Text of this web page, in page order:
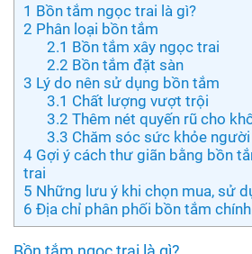
1 Bồn tắm ngọc trai là gì?
2 Phân loại bồn tắm
2.1 Bồn tắm xây ngọc trai
2.2 Bồn tắm đặt sàn
3 Lý do nên sử dụng bồn tắm
3.1 Chất lượng vượt trội
3.2 Thêm nét quyến rũ cho
3.3 Chăm sóc sức khỏe
4 Gợi ý cách thư giãn bằng bồn
trai
5 Những lưu ý khi chọn mua, sử
6 Địa chỉ phân phối bồn tắm